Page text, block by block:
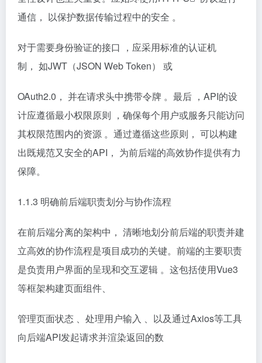
通信， 以保护数据传输过程中的安全 。
对于需要身份验证的接口 ，应采用标准的认证机
制， 如JWT（JSON Web Token） 或
OAuth2.0， 并在请求头中携带令牌 。最后 ，API的设
计应遵循最小权限原则 ，确保每个用户或服务只能访问
其权限范围内的资源 。通过遵循这些原则， 可以构建
出既规范又安全的API， 为前后端的高效协作提供有力
保障。
1.1.3 明确前后端职责划分与协作流程
在前后端分离的架构中， 清晰地划分前后端的职责并建
立高效的协作流程是项目成功的关键。前端的主要职责
是负责用户界面的呈现和交互逻辑 。这包括使用Vue3
等框架构建页面组件、
管理页面状态 、处理用户输入 、以及通过Axios等工具
向后端API发起请求并渲染返回的数